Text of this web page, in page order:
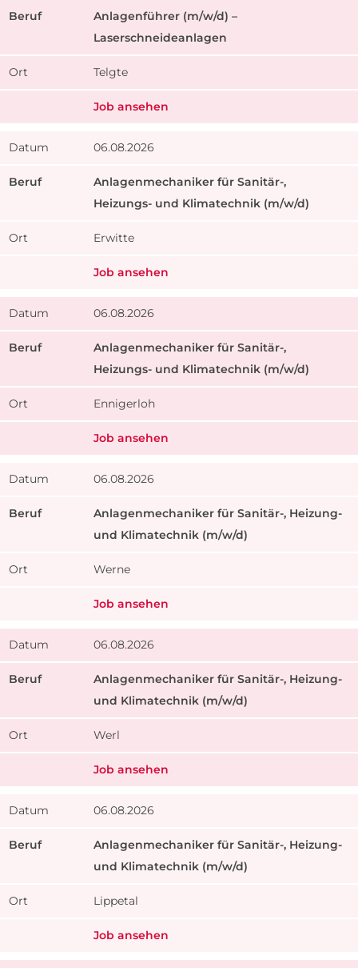
Anlagenführer (m/w/d) –
Laserschneideanlagen
Telgte
Job ansehen
06.08.2026
Anlagenmechaniker für Sanitär-,
Heizungs- und Klimatechnik (m/w/d)
Erwitte
Job ansehen
06.08.2026
Anlagenmechaniker für Sanitär-,
Heizungs- und Klimatechnik (m/w/d)
Ennigerloh
Job ansehen
06.08.2026
​Anlagenmechaniker für Sanitär-, Heizung-
und Klimatechnik (m/w/d)
Werne
Job ansehen
06.08.2026
​Anlagenmechaniker für Sanitär-, Heizung-
und Klimatechnik (m/w/d)
Werl
Job ansehen
06.08.2026
​Anlagenmechaniker für Sanitär-, Heizung-
und Klimatechnik (m/w/d)
Lippetal
Job ansehen